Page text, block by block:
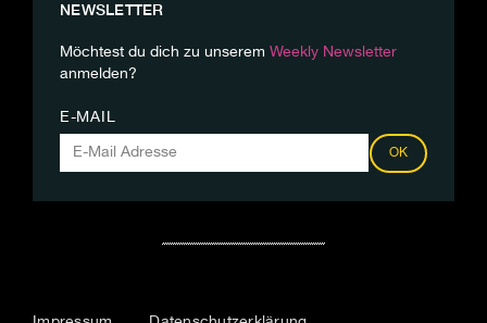
NEWSLETTER
Möchtest du dich zu unserem Weekly Newsletter
anmelden?
E-MAIL
OK